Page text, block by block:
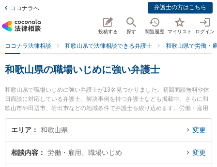
ココナラへ 弁護士の方はこちら
投稿する 探す 閲覧履歴 マイリスト ログイン
ココナラ法律相談 和歌山県で法律相談できる弁護士 和歌山県で労働・
和歌山県の職場いじめに強い弁護士
和歌山県で職場いじめに強い弁護士が13名見つかりました。初回面談無料や休
日面談に対応している弁護士、解決事例を持つ弁護士なども掲載中。さらに和
歌山市や田辺市、岩出市などの地域条件で弁護士を絞り込めます。労働・雇用
に関係する不当解雇や退職勧奨、内定取消等の細かな分野での絞り込み検索も
でき便利です。特にベリーベスト法律事務所 和歌山オフィスの井上 彩華弁護士
土日や夜間に発生した職場いじめのトラブルを今すぐに弁護士に相談したい』
『職場いじめのトラブル解決の実績豊富な近くの弁護士を検索したい』『初回
エリア 和歌山県 変更
相談内容 労働・雇用、職場いじめ 変更